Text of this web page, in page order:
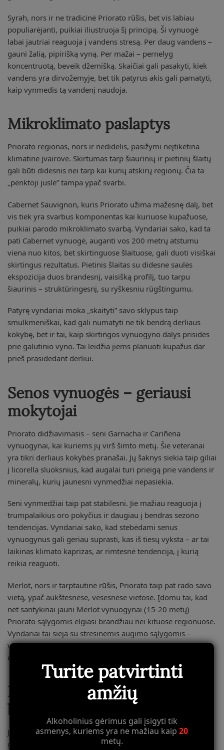
Syrah, nors ir ne tradicinė Priorato rūšis, bet vis labiau
populiarėjanti, puikiai iliustruoja šį principą. Ši vynuogė
labai jautriai reaguoja į vandens stresą. Per daug vandens –
gauni žalią, pipirišką vyną. Per mažai – pernelyg
koncentruotą, beveik džemišką. Skaičiai gali pasakyti, kiek
vandens yra dirvožemyje, bet tik patyrus akis gali pamatyti,
kaip vynmedis tą vandenį naudoja.
Mikroklimato paslaptys
Priorato regionas, nors ir nedidelis, pasižymi neįtikėtina
klimatine įvairove. Skirtumas tarp šiaurinių ir pietinių šlaitų
gali būti didesnis nei tarp kai kurių atskirų regionų. Čia ta
„penktoji juslė” tampa ypač svarbi.
Cabernet Sauvignon, kuris Priorato užima mažesnę dalį, bet
vis tiek yra svarbus komponentas kai kuriuose kupažuose,
puikiai parodo mikroklimato svarbą. Vyndariai sako, kad ta
pati Cabernet vynuogė, auganti vos 200 metrų atstumu
viena nuo kitos, bet skirtinguose šlaituose, gali duoti visiškai
skirtingus rezultatus. Pietinis šlaitas su didesne saulės
ekspozicija duos brandesnį, vaisišką profilį, tuo tarpu
šiaurinis – struktūringesnį, su ryškesniu rūgštingumu.
Patyrę vyndariai moka „skaityti” savo sklypus taip
smulkmeniškai, kad gali numatyti ne tik bendrą derliaus
kokybę, bet ir tai, kaip skirtingos vynuogyno dalys prisidės
prie galutinio vyno. Tai leidžia jiems planuoti kupažus dar
prieš prasidedant derliui.
Senos vynuogės – geriausi
mokytojai
Priorato didžiavimasis – seni Garnacha ir Cariñena
vynuogynai, kai kuriems jų virš šimto metų. Šie veteranai
yra tikri derliaus kokybės pranašai. Jų šaknys siekia taip giliai
į licorella sluoksnius, kad augalai turi prieigą prie vandens ir
mineralų, kurių jaunesni vynmedžiai nepasiekia.
Seni vynmedžiai taip pat stabilesni. Jie mažiau reaguoja į
trumpalaikius oro pokyčius ir daugiau į bendras sezono
tendencijas. Vyndariai sako, kad stebėdami senus
vynuogynus gali geriau suprasti, kas iš tiesų vyksta – ar tai
laikinas klimato kaprizas, ar rimtesnė tendencija, į kurią
reikia reaguoti.
Merlot, nors ir tarptautinė rūšis, Priorato taip pat rado savo
vietą, ypač aukštesnėse, vėsesnėse vietose. Įdomu tai, kad
net santykinai jauni Merlot vynuogynai (15-20 metų)
Priorato sąlygomis elgiasi brandžiau nei kituose regionuose.
Vyndariai tai sieja su stresinėmis augimo sąlygomis –
vynmedis greitai „subresta” ir pradeda rodyti stabilesnį
elgesį.
Praktiniai patarimai
būsimiems vyndariams
Jei domitės vyndaryste ar tiesiog norite geriau suprasti, kaip
gimsta puikus vynas, verta žinoti kelis praktinius dalykus,
Turite patvirtinti
amžių
Alkoholinius gėrimus gali įsigyti tik
asmenys, kuriems yra ne mažiau kaip20
metų.